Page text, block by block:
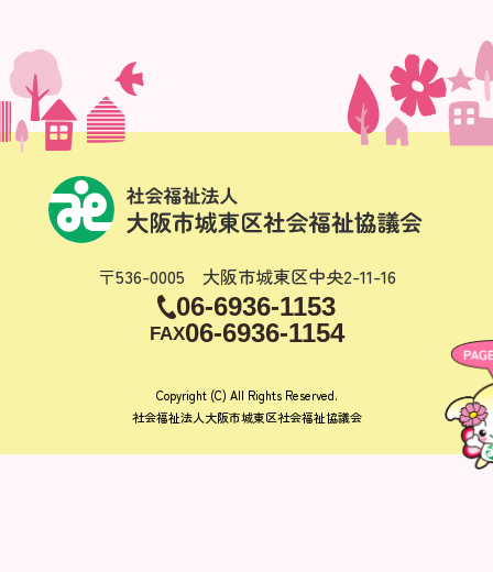
〒536-0005 大阪市城東区中央2-11-16
06-6936-1153
FAX06-6936-1154
Copyright (C) All Rights Reserved.
社会福祉法人大阪市城東区社会福祉協議会